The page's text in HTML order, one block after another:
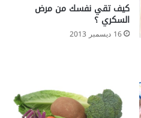
كيف تقي نفسك من مرض
السكري ؟
16 ديسمبر 2013